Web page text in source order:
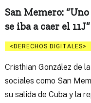
San Memero:
se iba a caer el 11J”
DERECHOS DIGITALES
Cristhian González de
sociales como San
su salida de Cuba y la